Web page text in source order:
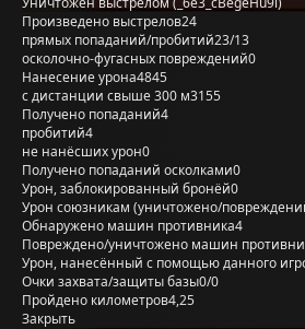
Произведено выстрелов24
прямых попаданий/пробитий23/13
осколочно-фугасных повреждений0
Нанесение урона4845
с дистанции свыше 300 м3155
Получено попаданий4
пробитий4
не нанёсших урон0
Получено попаданий осколками0
Урон, заблокированный бронёй0
Урон союзникам (уничтожено/
Обнаружено машин противника4
Повреждено/уничтожено машин
Урон, нанесённый с помощью данного
Очки захвата/защиты базы0/0
Пройдено километров4,25
Закрыть